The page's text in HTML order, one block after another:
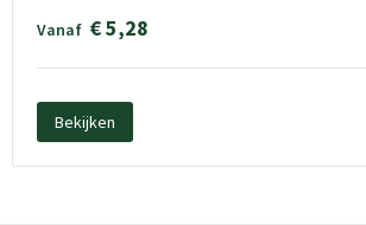
Vanaf € 5,28
Bekijken